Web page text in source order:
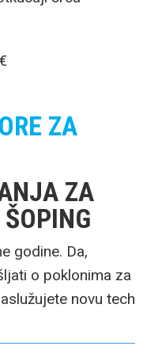
ZA
ZA
godine. Da,
o poklonima za
novu tech